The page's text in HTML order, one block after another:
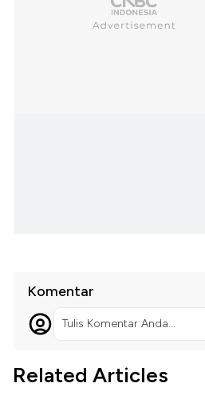
Komentar
Tulis Komentar Anda...
Related Articles